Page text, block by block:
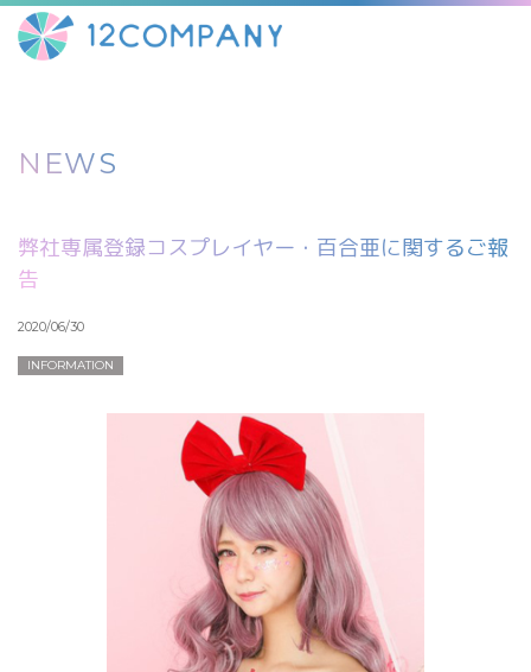
NEWS
弊社専属登録コスプレイヤー・百合亜に関するご報
告
2020/06/30
INFORMATION